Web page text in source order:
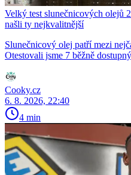
Velký test slunečnicových olejů
našli ty nejkvalitnější
Slunečnicový olej patří mezi
Otestovali jsme 7 běžně
Cooky.cz
6. 8. 2026, 22:40
4 min